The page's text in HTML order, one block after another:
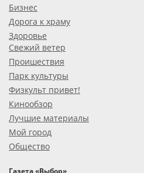
Бизнес
Дорога к храму
Здоровье
Свежий ветер
Проишествия
Парк культуры
Физкульт привет!
Кинообзор
Лучшие материалы
Мой город
Общество